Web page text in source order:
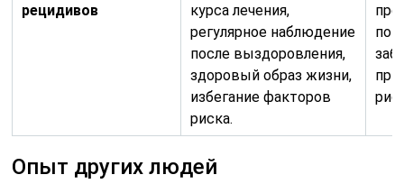
рецидивов
курса лечения,
регулярное наблюдение
после выздоровления,
здоровый образ жизни,
избегание факторов
риска.
при
Опыт других людей